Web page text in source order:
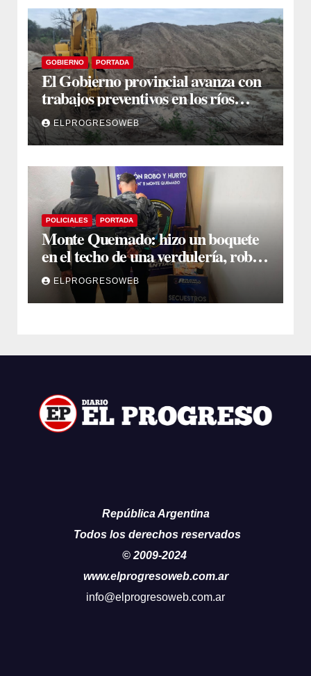
GOBIERNO PORTADA
El Gobierno provincial avanza con
trabajos preventivos en los ríos
Dulce y Salado y en los Bajos
Submeridionales
ELPROGRESOWEB
POLICIALES PORTADA
Monte Quemado: hizo un boquete
en el techo de una verdulería, robó
$800.000 y cayó tras ser filmado
ELPROGRESOWEB
República Argentina
Todos los derechos reservados
© 2009-2024
www.elprogresoweb.com.ar
info@elprogresoweb.com.ar